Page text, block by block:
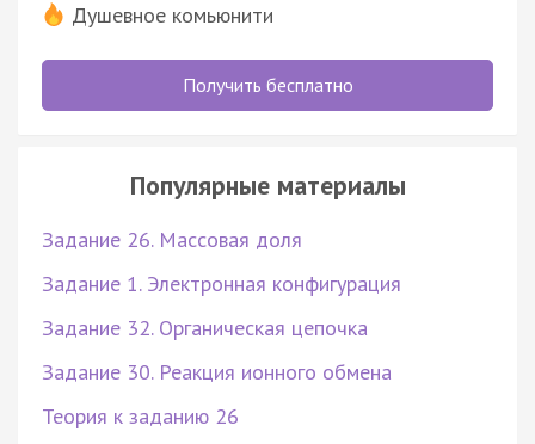
Душевное комьюнити
Получить бесплатно
Популярные материалы
Задание 26. Массовая доля
Задание 1. Электронная конфигурация
Задание 32. Органическая цепочка
Задание 30. Реакция ионного обмена
Теория к заданию 26